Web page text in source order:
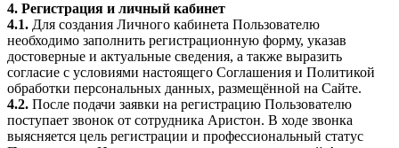
4. Регистрация и личный кабинет
4.1. Для создания Личного кабинета Пользователю
необходимо заполнить регистрационную форму, указав
достоверные и актуальные сведения, а также выразить
согласие с условиями настоящего Соглашения и Политикой
обработки персональных данных, размещённой на Сайте.
4.2. После подачи заявки на регистрацию Пользователю
поступает звонок от сотрудника Аристон. В ходе звонка
выясняется цель регистрации и профессиональный статус